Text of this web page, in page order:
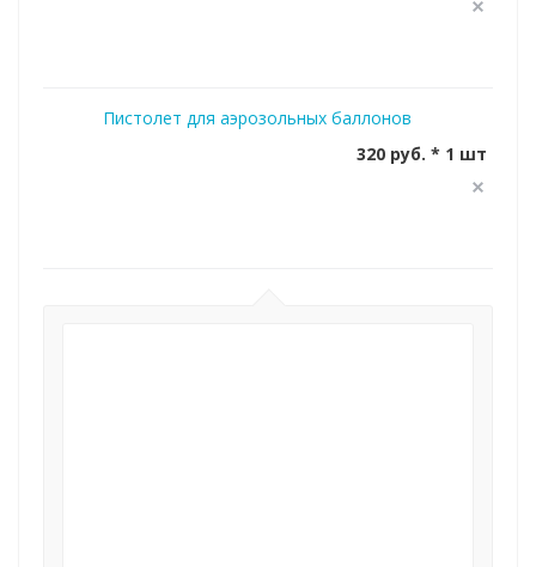
Пистолет для аэрозольных баллонов
320 руб. * 1 шт